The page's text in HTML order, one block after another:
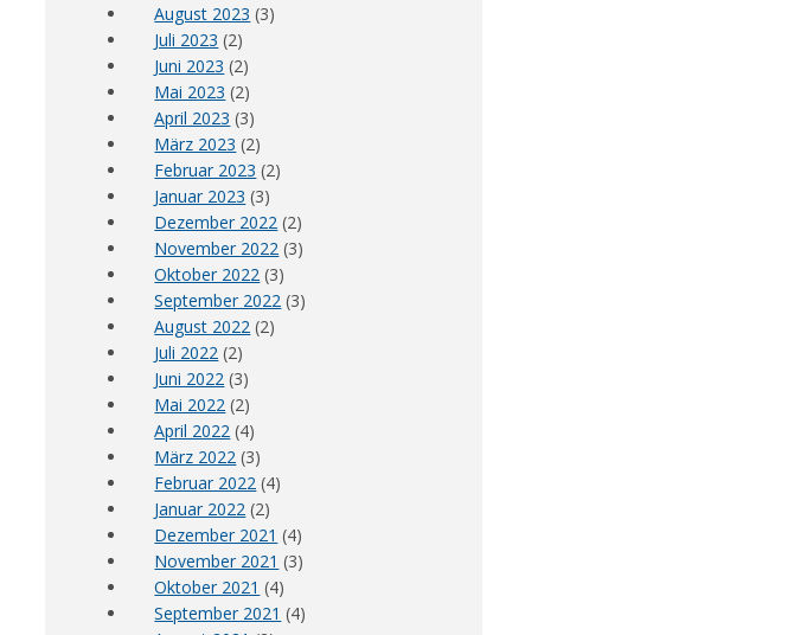
August 2023 (3)
Juli 2023 (2)
Juni 2023 (2)
Mai 2023 (2)
April 2023 (3)
März 2023 (2)
Februar 2023 (2)
Januar 2023 (3)
Dezember 2022 (2)
November 2022 (3)
Oktober 2022 (3)
September 2022 (3)
August 2022 (2)
Juli 2022 (2)
Juni 2022 (3)
Mai 2022 (2)
April 2022 (4)
März 2022 (3)
Februar 2022 (4)
Januar 2022 (2)
Dezember 2021 (4)
November 2021 (3)
Oktober 2021 (4)
September 2021 (4)